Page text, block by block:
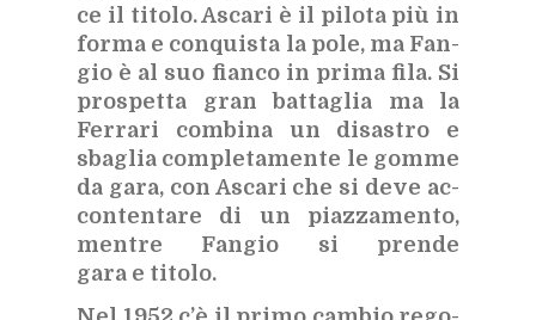
ce il ti­to­lo. Asca­ri è il pi­lo­ta più in
for­ma e con­qui­sta la pole, ma Fan­
gio è al suo fian­co in pri­ma fila. Si
pro­spet­ta gran bat­ta­glia ma la
Fer­ra­ri com­bi­na un di­sa­stro e
sba­glia com­ple­ta­men­te le gom­me
da gara, con Asca­ri che si deve ac­
con­ten­ta­re di un piaz­za­men­to,
men­tre Fan­gio si pren­de
gara e ti­to­lo.